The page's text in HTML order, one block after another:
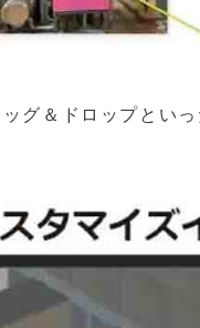
グ＆ドロップとい